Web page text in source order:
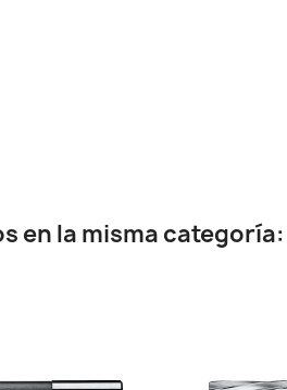
en la misma categoría: